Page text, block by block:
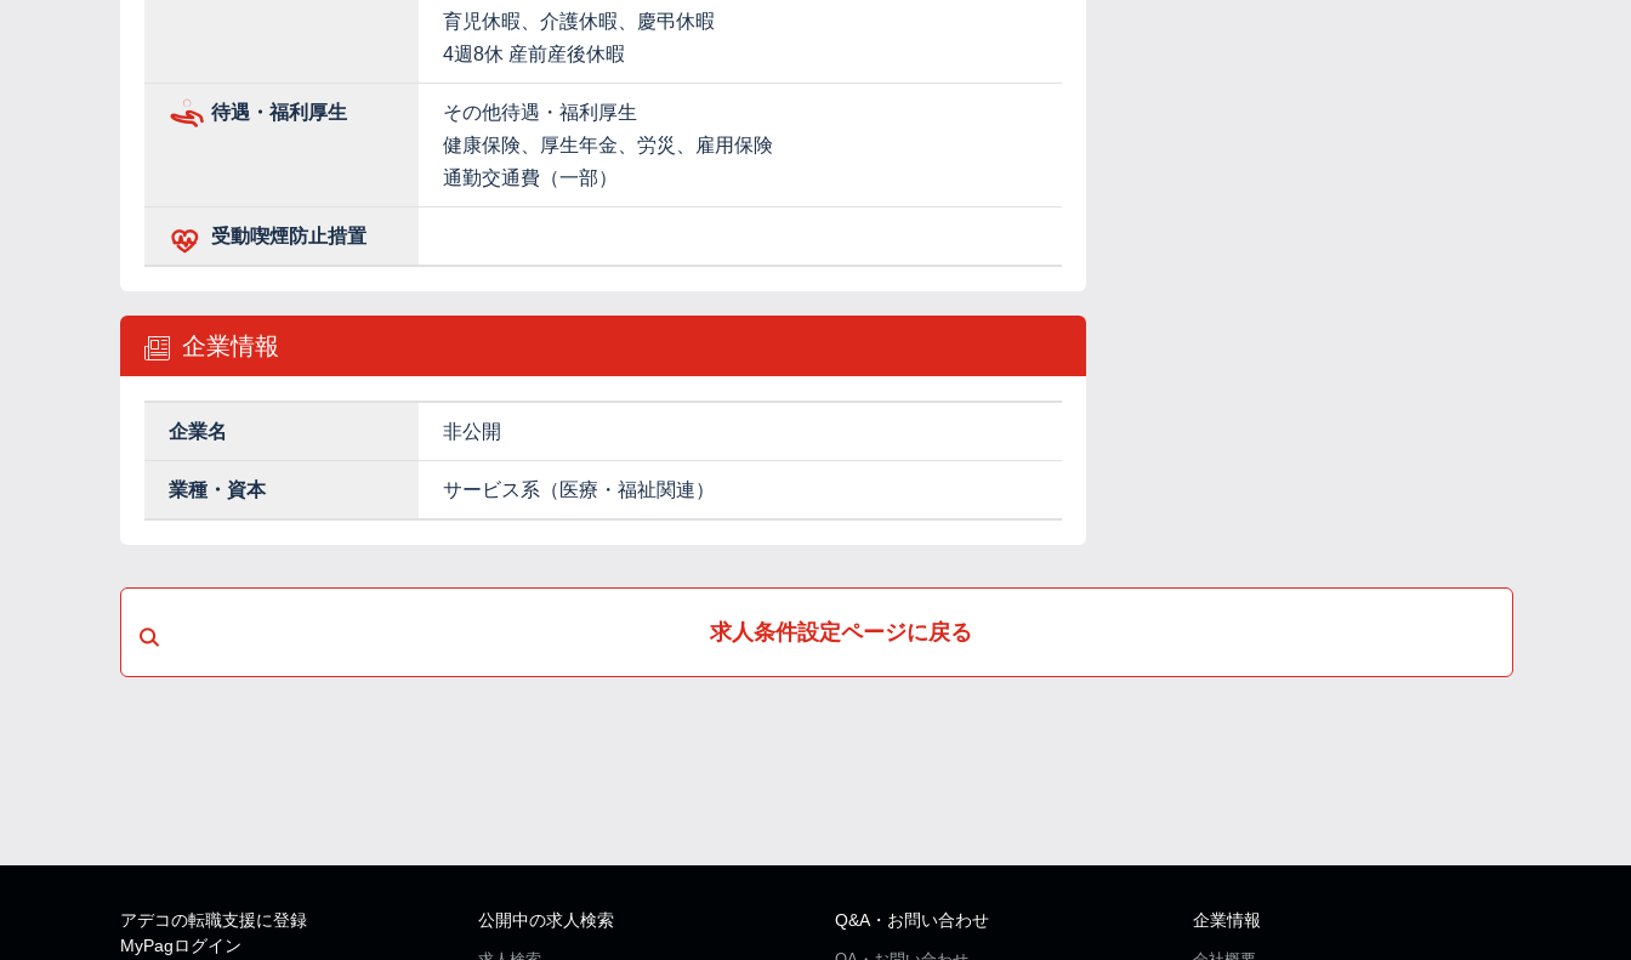
育児休暇、介護休暇、慶弔休暇
4週8休 産前産後休暇
待遇・福利厚生
その他待遇・福利厚生
健康保険、厚生年金、労災、雇用保険
通勤交通費（一部）
受動喫煙防止措置
企業情報
企業名 非公開
業種・資本 サービス系（医療・福祉関連）
求人条件設定ページに戻る
アデコの転職支援に登録
MyPagログイン
公開中の求人検索 Q&A・お問い合わせ 企業情報